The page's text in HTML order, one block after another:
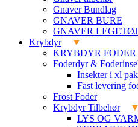
Gnaver Bundlag
GNAVER BURE
GNAVER LEGETØJ
Krybdyr
KRYBDYR FODER
Foderdyr &
Insekter i xl
Fast levering
Frost Foder
Krybdyr Tilbehør
LYS OG